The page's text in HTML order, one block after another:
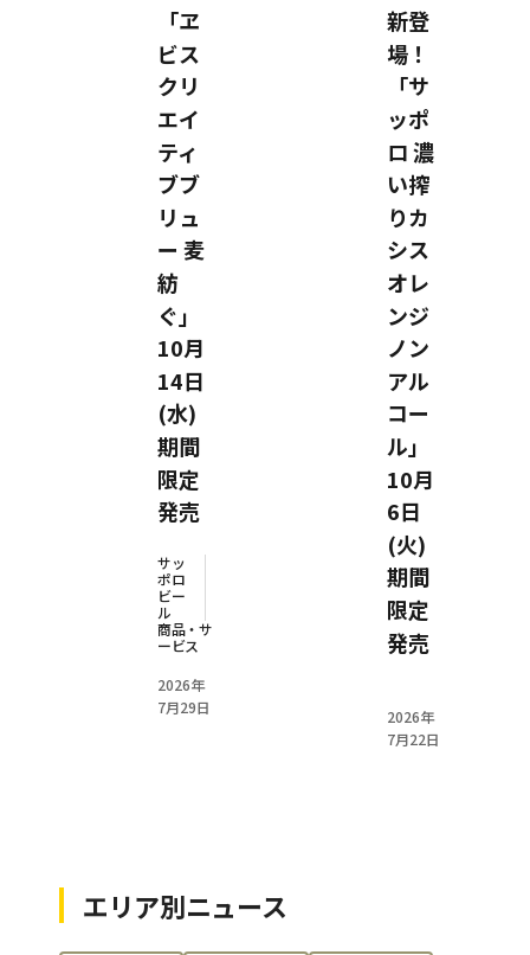
「ヱ
ビス
クリ
エイ
ティ
ブブ
リュ
ー 麦
紡
ぐ」
10月
14日
(水)
期間
限定
発売
サッ
ポロ
ビー
ル
商品・サ
ービス
2026年
7月29日
新登
場！
「サ
ッポ
ロ 濃
い搾
りカ
シス
オレ
ンジ
ノン
アル
コー
ル」
10月
6日
(火)
期間
限定
発売
2026年
7月22日
エリア別ニュース